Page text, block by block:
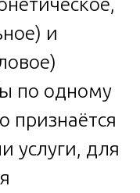
и
по одному
признаётся
услуги, для